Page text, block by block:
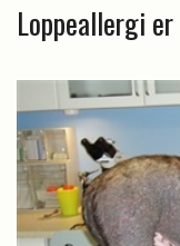
Loppeallergi